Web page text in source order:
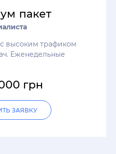
пакет
высоким трафиком
Еженедельные
грн
ЗАЯВКУ